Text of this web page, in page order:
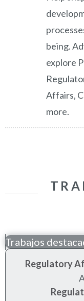
being.
explore
Affairs,
more.
Trabajos
Regulatory